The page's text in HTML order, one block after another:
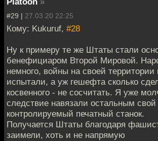
#29 | 27.03.20 22:25
Кому: Kukuruf, #28
Ну к примеру те же Штаты стали
бенефициаром Второй Мировой.
немного, войны на своей территории
испытали, а уж гешефта сколько
косвенного - не сосчитать. Я уже
следствие навязали остальным свой
контролируемый печатный станок.
Получается Штаты благодаря
заимели, хоть и не напрямую